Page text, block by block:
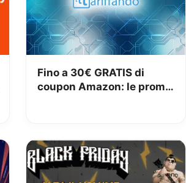
Fino a 30€ GRATIS di
coupon Amazon: le promo